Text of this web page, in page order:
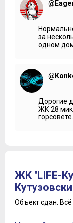
Мария
Жительница:
Мария
Житель:
Не знаю…
Мария Фёдорова:
Житель:
сильно мешают.
Не знаю, как
ходом. Шум
даже в
Теперь по
сдать первую
за
одном
Дорогие
ЖК 28
ЖК "LIFE-
Объект сдан.